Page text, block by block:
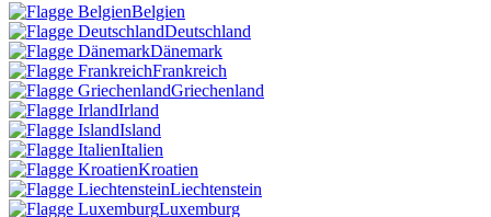
Belgien
Deutschland
Dänemark
Frankreich
Griechenland
Irland
Island
Italien
Kroatien
Liechtenstein
Luxemburg